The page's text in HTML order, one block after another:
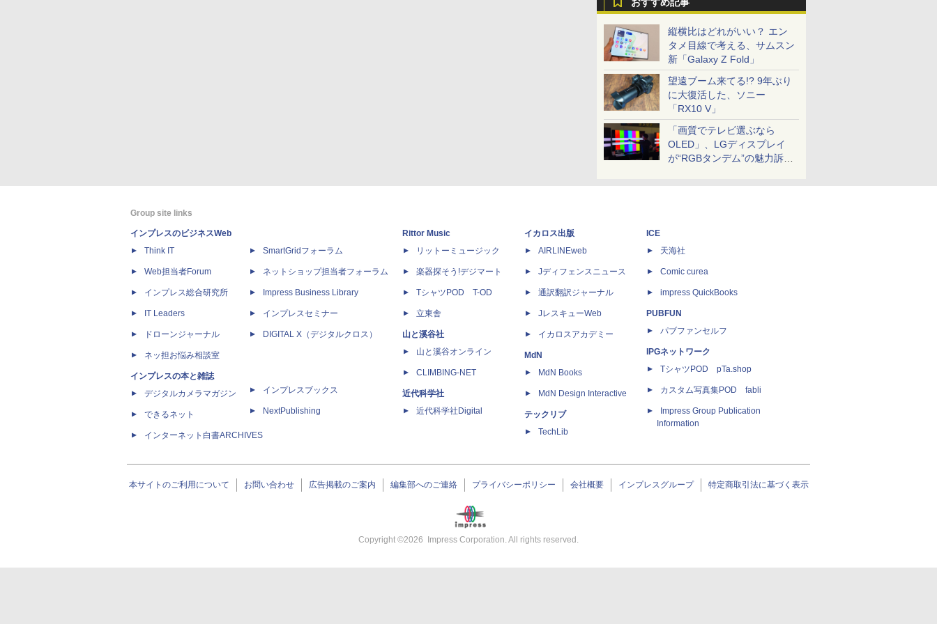
縦横比はどれがいい？ エン
タメ目線で考える、サムスン
新「Galaxy Z Fold」
望遠ブーム来てる!? 9年ぶり
に大復活した、ソニー
「RX10 V」
「画質でテレビ選ぶなら
OLED」、LGディスプレイ
が“RGBタンデム”の魅力訴
Group site links
インプレスのビジネスWeb
Think IT
Web担当者Forum
インプレス総合研究所
IT Leaders
ドローンジャーナル
ネッ担お悩み相談室
インプレスの本と雑誌
デジタルカメラマガジン
できるネット
インターネット白書ARCHIVES
SmartGridフォーラム
ネットショップ担当者フォーラム
Impress Business Library
インプレスセミナー
DIGITAL X（デジタルクロス）
インプレスブックス
NextPublishing
Rittor Music
リットーミュージック
楽器探そう!デジマート
TシャツPOD T-OD
立東舎
山と溪谷社
山と溪谷オンライン
CLIMBING-NET
近代科学社
近代科学社Digital
イカロス出版
AIRLINEweb
Jディフェンスニュース
通訳翻訳ジャーナル
JレスキューWeb
イカロスアカデミー
MdN
MdN Books
MdN Design Interactive
テックリブ
TechLib
ICE
天海社
Comic curea
impress QuickBooks
PUBFUN
パブファンセルフ
IPGネットワーク
TシャツPOD pTa.shop
カスタム写真集POD fabli
Impress Group Publication
Information
本サイトのご利用について お問い合わせ 広告掲載のご案内 編集部へのご連絡 プライバシーポリシー 会社概要 インプレスグループ 特定商取引法に基づく表示
Copyright ©2026 Impress Corporation. All rights reserved.